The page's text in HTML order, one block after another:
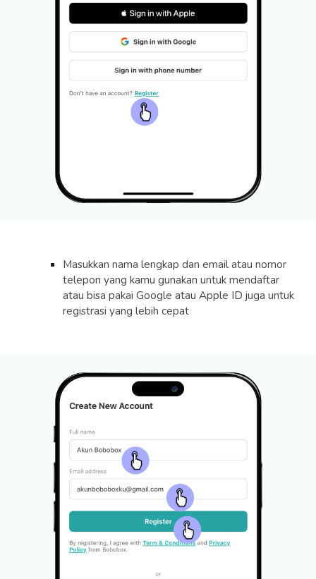
Masukkan nama lengkap dan email atau nomor
telepon yang kamu gunakan untuk mendaftar
atau bisa pakai Google atau Apple ID juga untuk
registrasi yang lebih cepat